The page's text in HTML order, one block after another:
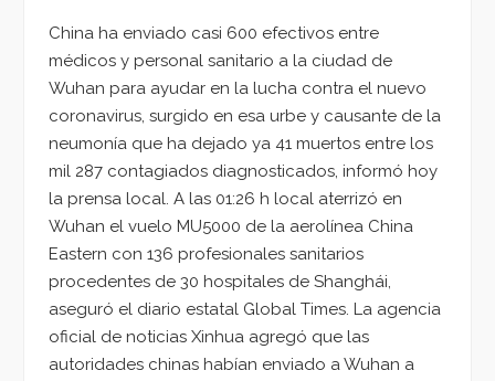
China ha enviado casi 600 efectivos entre
médicos y personal sanitario a la ciudad de
Wuhan para ayudar en la lucha contra el nuevo
coronavirus, surgido en esa urbe y causante de la
neumonía que ha dejado ya 41 muertos entre los
mil 287 contagiados diagnosticados, informó hoy
la prensa local. A las 01:26 h local aterrizó en
Wuhan el vuelo MU5000 de la aerolínea China
Eastern con 136 profesionales sanitarios
procedentes de 30 hospitales de Shanghái,
aseguró el diario estatal Global Times. La agencia
oficial de noticias Xinhua agregó que las
autoridades chinas habían enviado a Wuhan a